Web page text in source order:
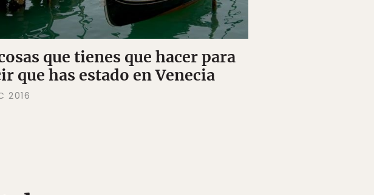
que tienes que hacer para
que has estado en Venecia
2016